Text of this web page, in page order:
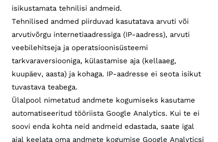
isikustamata tehnilisi andmeid.
Tehnilised andmed piirduvad kasutatava arvuti või
arvutivõrgu internetiaadressiga (IP-aadress), arvuti
veebilehitseja ja operatsioonisüsteemi
tarkvaraversiooniga, külastamise aja (kellaaeg,
kuupäev, aasta) ja kohaga. IP-aadresse ei seota isikut
tuvastava teabega.
Ülalpool nimetatud andmete kogumiseks kasutame
automatiseeritud tööriista Google Analytics. Kui te ei
soovi enda kohta neid andmeid edastada, saate igal
ajal keelata oma andmete kogumise Google Analyticsi